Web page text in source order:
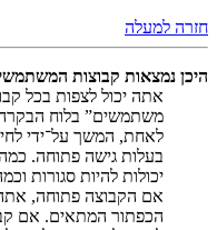
חזרה למעלה
היכן נמצאות קבוצות
אתה יכול לצפות בכל
משתמשים” בלוח
לאחת, המשך על־ידי
בעלות גישה פתוחה.
יכולות להיות סגורות
אם הקבוצה פתוחה, אתה
הכפתור המתאים. אם